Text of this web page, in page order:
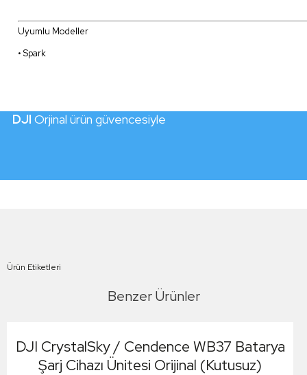
Uyumlu Modeller
• Spark
DJI Orjinal ürün güvencesiyle
Ürün Etiketleri
Benzer Ürünler
DJI CrystalSky / Cendence WB37 Batarya
Şarj Cihazı Ünitesi Orijinal (Kutusuz)